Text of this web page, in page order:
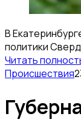
В
политики
Читать
Происшествия